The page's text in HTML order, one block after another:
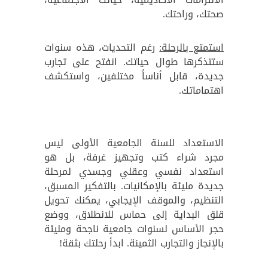
صحتك، وراحتك.
استمتع بالرحلة:رغم التحديات، هذه سنوات
ستتذكرها طوال حياتك. انفتح على تجارب
جديدة، قابل أناساً مختلفين، واستكشف
اهتماماتك.
الاستعداد للسنة الجامعية الأولى ليس
مجرد شراء كتب وتجهيز غرفة، بل هو
استعداد نفسي وعقلي وجسدي لمرحلة
جديدة مليئة بالإمكانيات. بالتفكير المسبق،
التنظيم، والموقف الإيجابي، يمكنك تحويل
قلق البداية إلى حماس للانطلاق، ووضع
حجر الأساس لسنوات جامعية ناجحة ومليئة
بالإنجاز والتجارب الثمينة. ابدأ رحلتك بثقة!